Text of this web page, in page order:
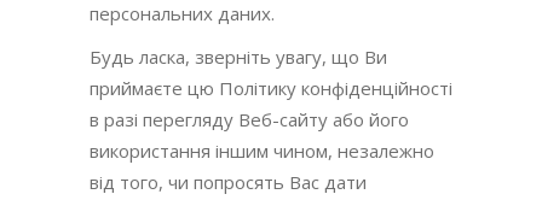
персональних даних.
Будь ласка, зверніть увагу, що Ви
приймаєте цю Політику конфіденційності
в разі перегляду Веб-сайту або його
використання іншим чином, незалежно
від того, чи попросять Вас дати